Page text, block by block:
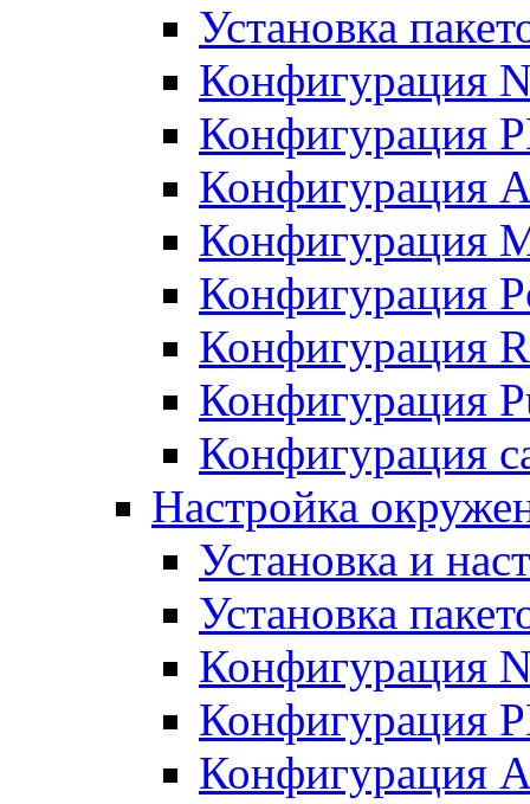
Установка
Конфигурация
Конфигурация
Конфигурация
Конфигурация
Конфигурация
Конфигурация
Конфигурация
Конфигурация
Настройка
Установка и
Установка
Конфигурация
Конфигурация
Конфигурация